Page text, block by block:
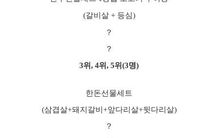
(갈비살 + 등심)
？
？
3위 , 4위 , 5위 (3명)
한돈선물세트
(삼겹살+돼지갈비+앞다리살+뒷다리살)
？